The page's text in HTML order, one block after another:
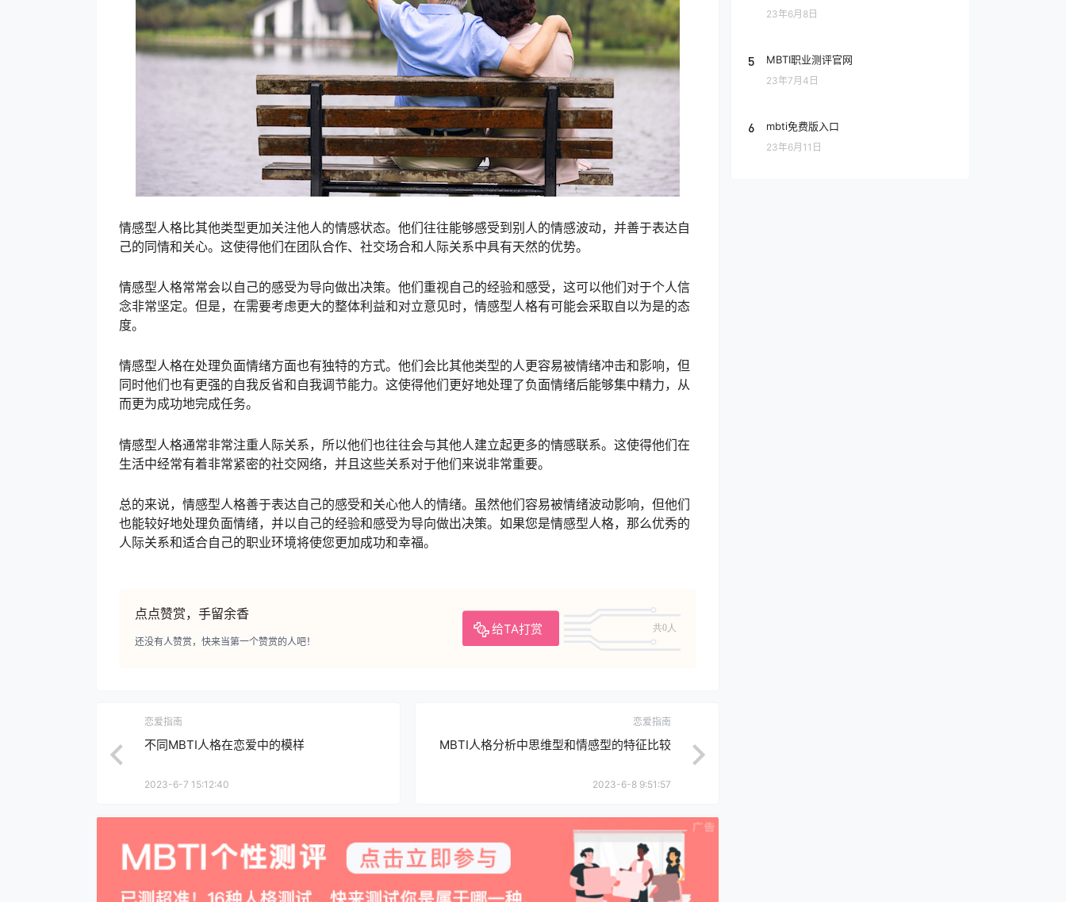
情感型人格比其他类型更加关注他人的情感状态。他们往往能够感受到别人的情感波动，并善于表达自
己的同情和关心。这使得他们在团队合作、社交场合和人际关系中具有天然的优势。
情感型人格常常会以自己的感受为导向做出决策。他们重视自己的经验和感受，这可以他们对于个人信
念非常坚定。但是，在需要考虑更大的整体利益和对立意见时，情感型人格有可能会采取自以为是的态
度。
情感型人格在处理负面情绪方面也有独特的方式。他们会比其他类型的人更容易被情绪冲击和影响，但
同时他们也有更强的自我反省和自我调节能力。这使得他们更好地处理了负面情绪后能够集中精力，从
而更为成功地完成任务。
情感型人格通常非常注重人际关系，所以他们也往往会与其他人建立起更多的情感联系。这使得他们在
生活中经常有着非常紧密的社交网络，并且这些关系对于他们来说非常重要。
总的来说，情感型人格善于表达自己的感受和关心他人的情绪。虽然他们容易被情绪波动影响，但他们
也能较好地处理负面情绪，并以自己的经验和感受为导向做出决策。如果您是情感型人格，那么优秀的
人际关系和适合自己的职业环境将使您更加成功和幸福。
点点赞赏，手留余香
给TA打赏 共0人
还没有人赞赏，快来当第一个赞赏的人吧！
恋爱指南
不同MBTI人格在恋爱中的模样
2023-6-7 15:12:40
恋爱指南
MBTI人格分析中思维型和情感型的特征比较
2023-6-8 9:51:57
23年6月8日
5 MBTI职业测评官网
23年7月4日
6 mbti免费版入口
23年6月11日